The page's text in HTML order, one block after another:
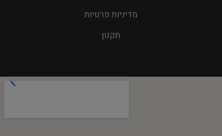
מדיניות פרטיות
תקנון